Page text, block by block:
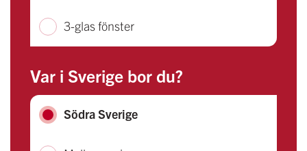
3-glas fönster
Var i Sverige bor du?
Södra Sverige